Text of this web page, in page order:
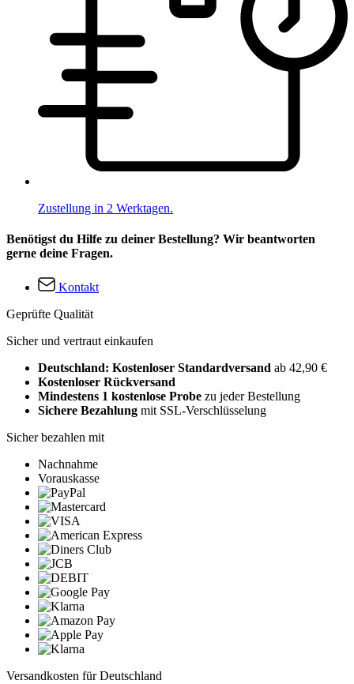
Zustellung in 2 Werktagen.
Benötigst du Hilfe zu deiner Bestellung? Wir beantworten
gerne deine Fragen.
Kontakt
Geprüfte Qualität
Sicher und vertraut einkaufen
Deutschland: Kostenloser Standardversand ab 42,90 €
Kostenloser Rückversand
Mindestens 1 kostenlose Probe zu jeder Bestellung
Sichere Bezahlung mit SSL-Verschlüsselung
Sicher bezahlen mit
Nachnahme
Vorauskasse
Versandkosten für Deutschland